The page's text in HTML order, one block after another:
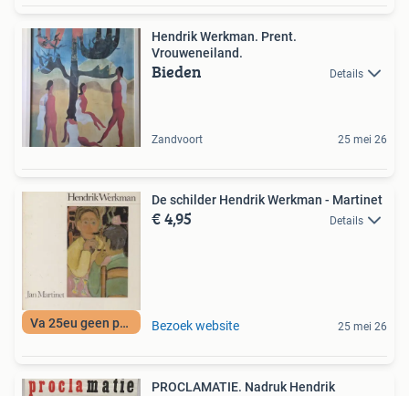
Hendrik Werkman. Prent.
Vrouweneiland.
Bieden Details
Zandvoort 25 mei 26
Va 25eu geen porto
De schilder Hendrik Werkman - Martinet
€ 4,95 Details
Bezoek website 25 mei 26
PROCLAMATIE. Nadruk Hendrik